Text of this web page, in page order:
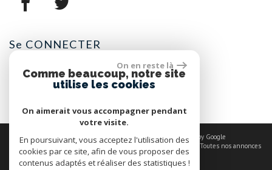
se CONNECTER
Espace propriétaires
© 2026 | Tous droits réservés | Traduction powered by Google
Plan du site
Mentions légales Nos honoraires Toutes nos annonces
Site internet compatible multi-supports,
On en reste là
Comme beaucoup, notre site
utilise les cookies
On aimerait vous accompagner pendant
votre visite.
En poursuivant, vous acceptez l'utilisation des
cookies par ce site, afin de vous proposer des
contenus adaptés et réaliser des statistiques !